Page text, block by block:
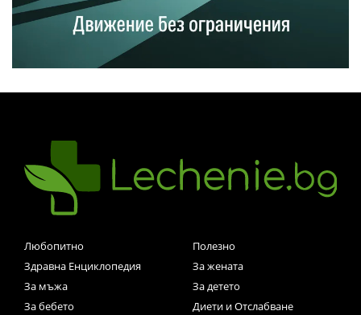
Любопитно
Полезно
Здравна Енциклопедия
За жената
За мъжа
За детето
За бебето
Диети и Отслабване